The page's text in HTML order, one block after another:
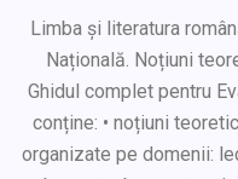
Limba și literatura
Națională. Noțiuni
Ghidul complet pentru
conține: • noțiuni
organizate pe domenii: